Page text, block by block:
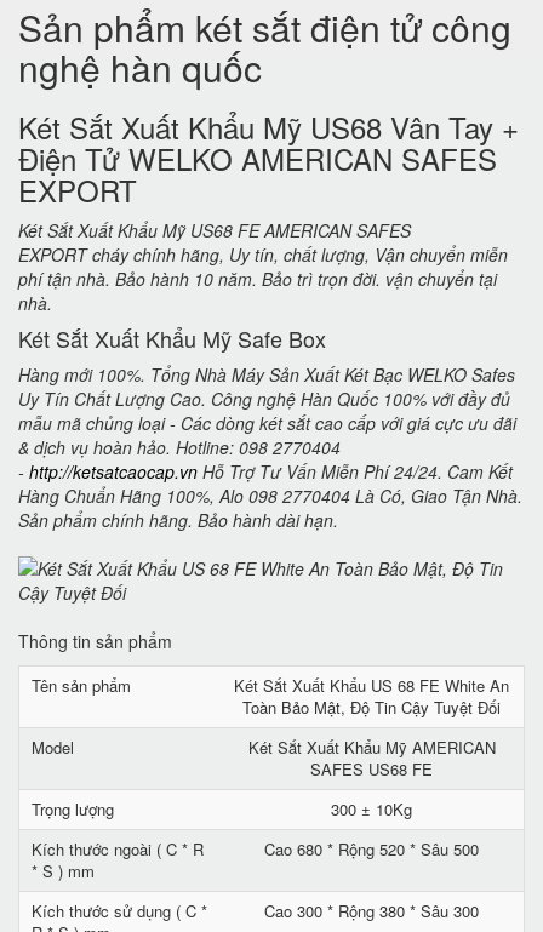
Sản phẩm két sắt điện tử công
nghệ hàn quốc
Két Sắt Xuất Khẩu Mỹ US68 Vân Tay +
Điện Tử WELKO AMERICAN SAFES
EXPORT
Két Sắt Xuất Khẩu Mỹ US68 FE AMERICAN SAFES
EXPORT cháy chính hãng, Uy tín, chất lượng, Vận chuyển miễn
phí tận nhà. Bảo hành 10 năm. Bảo trì trọn đời. vận chuyển tại
nhà.
Két Sắt Xuất Khẩu Mỹ Safe Box
Hàng mới 100%. Tổng Nhà Máy Sản Xuất Két Bạc WELKO Safes
Uy Tín Chất Lượng Cao. Công nghệ Hàn Quốc 100% với đầy đủ
mẫu mã chủng loại - Các dòng két sắt cao cấp với giá cực ưu đãi
& dịch vụ hoàn hảo. Hotline: 098 2770404
- http://ketsatcaocap.vn Hỗ Trợ Tư Vấn Miễn Phí 24/24. Cam Kết
Hàng Chuẩn Hãng 100%, Alo 098 2770404 Là Có, Giao Tận Nhà.
Sản phẩm chính hãng. Bảo hành dài hạn.
Thông tin sản phẩm
Tên sản phẩm
Két Sắt Xuất Khẩu US 68 FE White An
Toàn Bảo Mật, Độ Tin Cậy Tuyệt Đối
Model
Két Sắt Xuất Khẩu Mỹ AMERICAN
SAFES US68 FE
Trọng lượng
300 ± 10Kg
Kích thước ngoài ( C * R
* S ) mm
Cao 680 * Rộng 520 * Sâu 500
Kích thước sử dụng ( C *
Cao 300 * Rộng 380 * Sâu 300